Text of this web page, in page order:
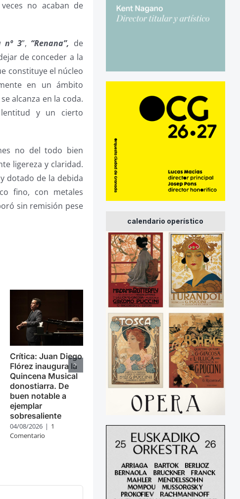
no acaban de
nº 3”, “Renana”, de
de conceder a la
constituye el núcleo
en un ámbito
alcanza en la coda.
y un cierto
no del todo bien
ligereza y claridad.
dotado de la debida
fino, con metales
sin remisión pese
Crítica: Juan Diego
Flórez inaugura la
Quincena Musical
donostiarra. De
buen notable a
ejemplar
sobresaliente
04/08/2026 | 1
Comentario
calendario operístico